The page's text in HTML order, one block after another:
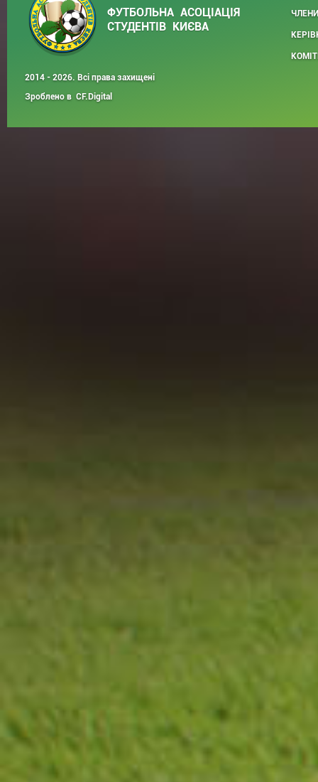
ФУТБОЛЬНА АСОЦІАЦІЯ
СТУДЕНТІВ КИЄВА
2014 - 2026. Всі права захищені
Зроблено в CF.Digital